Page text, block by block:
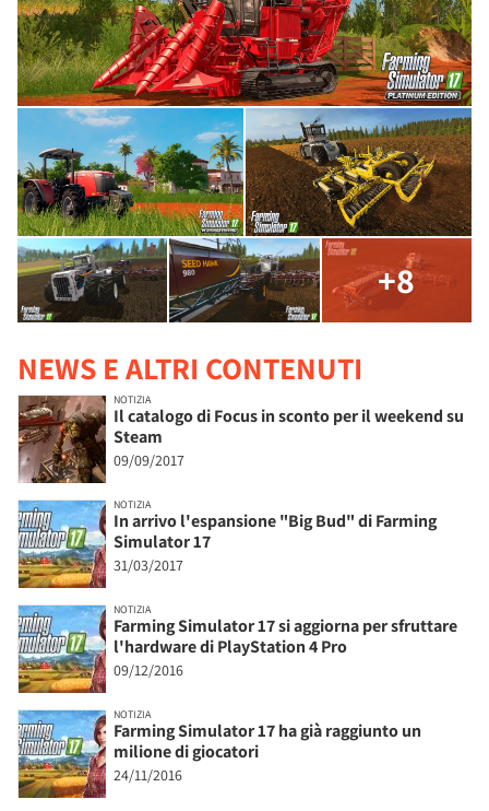
+8
NEWS E ALTRI CONTENUTI
NOTIZIA
Il catalogo di Focus in sconto per il weekend su
Steam
09/09/2017
NOTIZIA
In arrivo l'espansione "Big Bud" di Farming
Simulator 17
31/03/2017
NOTIZIA
Farming Simulator 17 si aggiorna per sfruttare
l'hardware di PlayStation 4 Pro
09/12/2016
NOTIZIA
Farming Simulator 17 ha già raggiunto un
milione di giocatori
24/11/2016